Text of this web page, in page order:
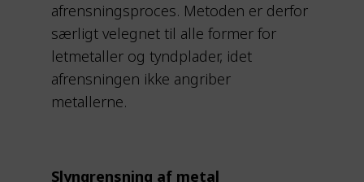
afrensningsproces. Metoden er derfor
særligt velegnet til alle former for
letmetaller og tyndplader, idet
afrensningen ikke angriber
metallerne.
Slyngrensning af metal